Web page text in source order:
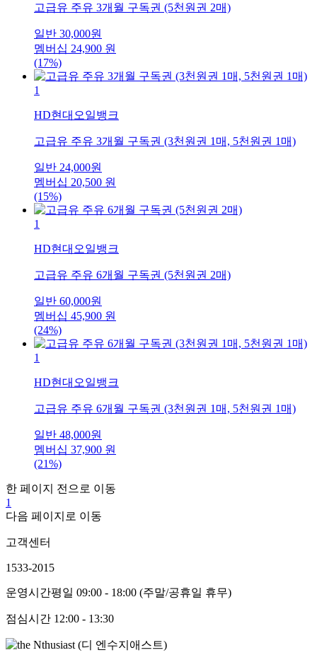
고급유 주유 3개월 구독권 (5천원권 2매)
일반 30,000원
멤버십 24,900 원
(17%)
1
HD현대오일뱅크
고급유 주유 3개월 구독권 (3천원권 1매, 5천원권 1매)
일반 24,000원
멤버십 20,500 원
(15%)
1
HD현대오일뱅크
고급유 주유 6개월 구독권 (5천원권 2매)
일반 60,000원
멤버십 45,900 원
(24%)
1
HD현대오일뱅크
고급유 주유 6개월 구독권 (3천원권 1매, 5천원권 1매)
일반 48,000원
멤버십 37,900 원
(21%)
한 페이지 전으로 이동
1
다음 페이지로 이동
고객센터
1533-2015
운영시간평일 09:00 - 18:00 (주말/공휴일 휴무)
점심시간 12:00 - 13:30